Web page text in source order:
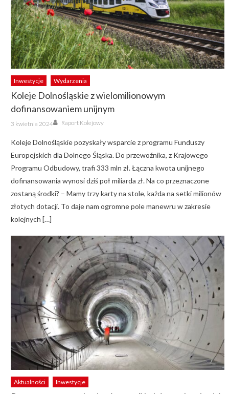
Inwestycje Wydarzenia
Koleje Dolnośląskie z wielomilionowym
dofinansowaniem unijnym
Posted
on
3 kwietnia 2024 Author
Raport Kolejowy
Koleje Dolnośląskie pozyskały wsparcie z programu Funduszy
Europejskich dla Dolnego Śląska. Do przewoźnika, z Krajowego
Programu Odbudowy, trafi 333 mln zł. Łączna kwota unijnego
dofinansowania wynosi dziś poł miliarda zł. Na co przeznaczone
zostaną środki? – Mamy trzy karty na stole, każda na setki milionów
złotych dotacji. To daje nam ogromne pole manewru w zakresie
kolejnych […]
Aktualności Inwestycje